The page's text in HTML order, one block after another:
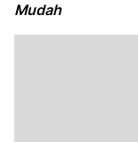
Mudah